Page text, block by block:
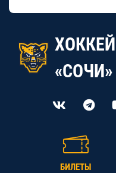
«СОЧИ»
БИЛЕТЫ